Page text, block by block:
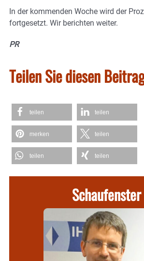
In der kommenden Woche wird der
fortgesetzt. Wir berichten weiter.
PR
Teilen Sie diesen
teilen teilen
merken teilen
teilen teilen
Schaufenster